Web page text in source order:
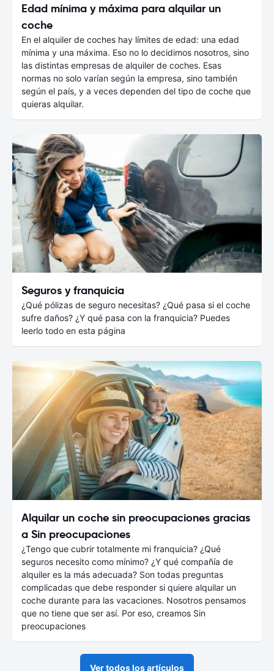
Edad mínima y máxima para alquilar un
coche
En el alquiler de coches hay límites de edad: una edad
mínima y una máxima. Eso no lo decidimos nosotros, sino
las distintas empresas de alquiler de coches. Esas
normas no solo varían según la empresa, sino también
según el país, y a veces dependen del tipo de coche que
quieras alquilar.
Seguros y franquicia
¿Qué pólizas de seguro necesitas? ¿Qué pasa si el coche
sufre daños? ¿Y qué pasa con la franquicia? Puedes
leerlo todo en esta página
Alquilar un coche sin preocupaciones gracias
a Sin preocupaciones
¿Tengo que cubrir totalmente mi franquicia? ¿Qué
seguros necesito como mínimo? ¿Y qué compañía de
alquiler es la más adecuada? Son todas preguntas
complicadas que debe responder si quiere alquilar un
coche durante para las vacaciones. Nosotros pensamos
que no tiene que ser así. Por eso, creamos Sin
preocupaciones
Ver todos los artículos